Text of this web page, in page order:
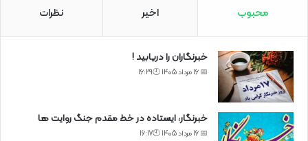
محبوب اخیر نظرات
خبرنگاران را دریابید !
📅 16 مرداد 1405 🕙16:29
خبرنگار، ایستاده در خط مقدم جنگ روایت ها
📅 16 مرداد 1405 🕙16:17